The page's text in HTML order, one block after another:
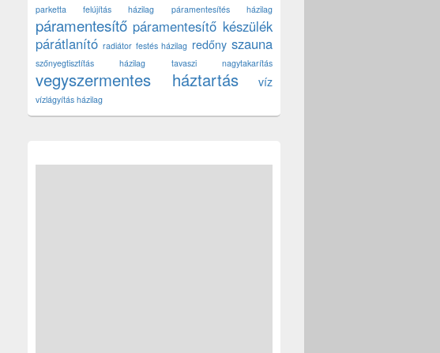
parketta felújítás házilag páramentesítés házilag
páramentesítő páramentesítő készülék
párátlanító radiátor festés házilag redőny szauna
szőnyegtisztítás házilag tavaszi nagytakarítás
vegyszermentes háztartás víz
vízlágyítás házilag